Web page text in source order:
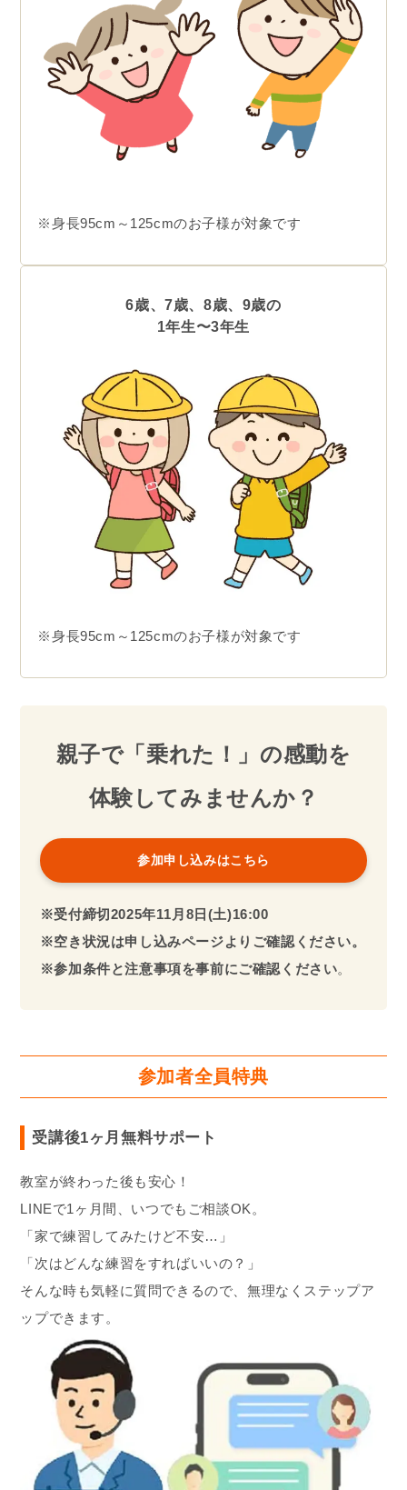
※身長95cm～125cmのお子様が対象です
6歳、7歳、8歳、9歳の
1年生〜3年生
※身長95cm～125cmのお子様が対象です
親子で「乗れた！」の感動を
体験してみませんか？
参加申し込みはこちら
※受付締切2025年11月8日(土)16:00
※空き状況は申し込みページよりご確認ください。
※参加条件と注意事項を事前にご確認ください。
参加者全員特典
受講後1ヶ月無料サポート
教室が終わった後も安心！
LINEで1ヶ月間、いつでもご相談OK。
「家で練習してみたけど不安…」
「次はどんな練習をすればいいの？」
そんな時も気軽に質問できるので、無理なくステップア
ップできます。